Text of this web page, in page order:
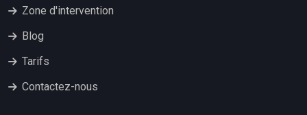
Zone d'intervention
Blog
Tarifs
Contactez-nous